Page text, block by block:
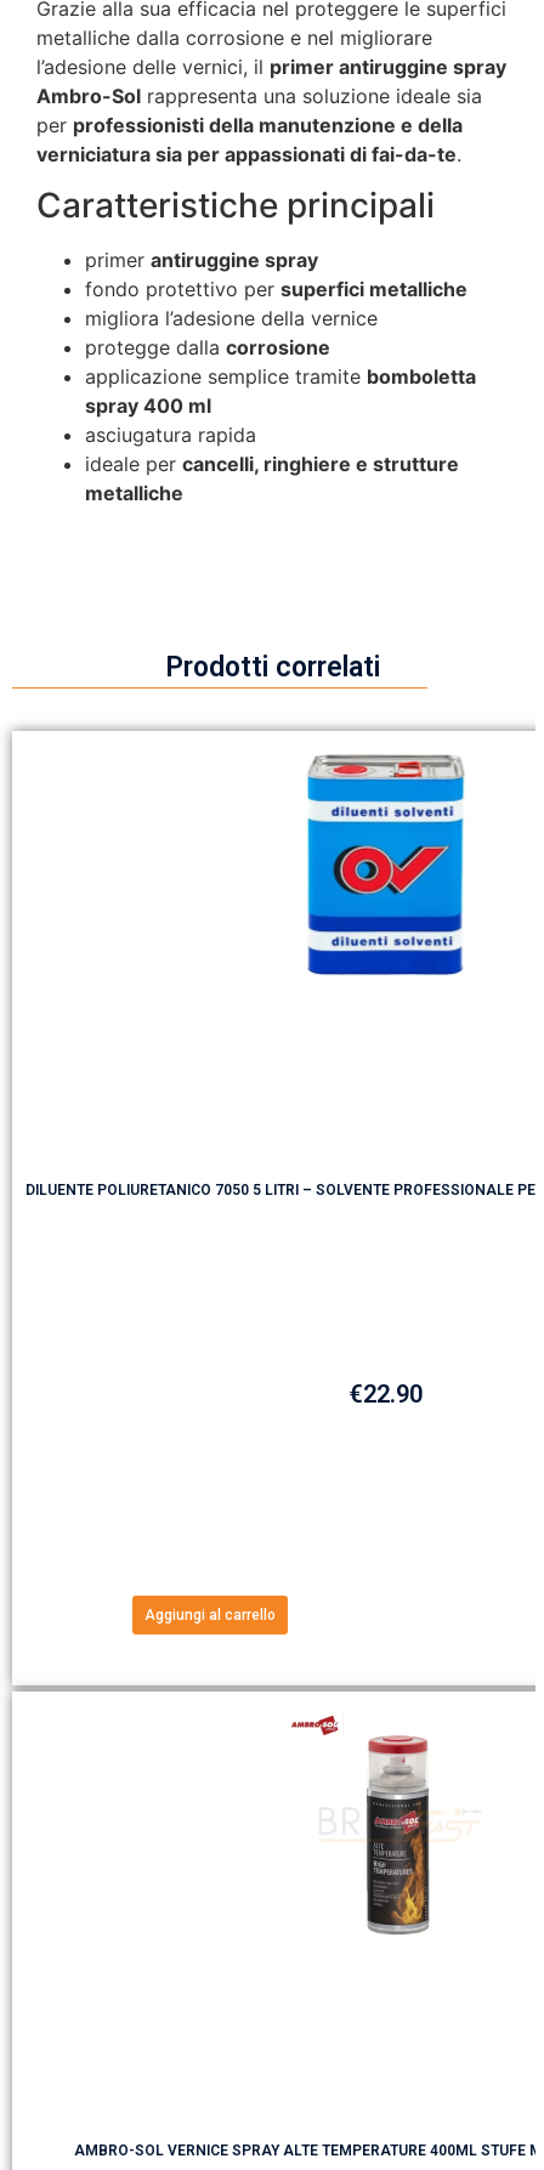
Grazie alla sua efficacia nel proteggere le superfici
metalliche dalla corrosione e nel migliorare
l’adesione delle vernici, il primer antiruggine spray
Ambro-Sol rappresenta una soluzione ideale sia
per professionisti della manutenzione e della
verniciatura sia per appassionati di fai-da-te.
Caratteristiche principali
primer antiruggine spray
fondo protettivo per superfici metalliche
migliora l’adesione della vernice
protegge dalla corrosione
applicazione semplice tramite bomboletta
spray 400 ml
asciugatura rapida
ideale per cancelli, ringhiere e strutture
metalliche
Prodotti correlati
DILUENTE POLIURETANICO 7050 5 LITRI – SOLVENTE PROFESSIONALE
€22.90
Aggiungi al carrello
AMBRO-SOL VERNICE SPRAY ALTE TEMPERATURE 400ML STUFE